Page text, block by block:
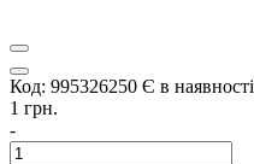
Код: 995326250 Є в наявності
1 грн.
-